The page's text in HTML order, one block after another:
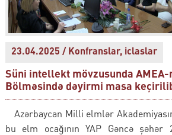
23.04.2025 / Konfranslar, iclaslar
Süni intellekt mövzusunda AMEA-
Bölməsində dəyirmi masa
Azərbaycan Milli elmlər
bu elm ocağının YAP Gəncə şəhər